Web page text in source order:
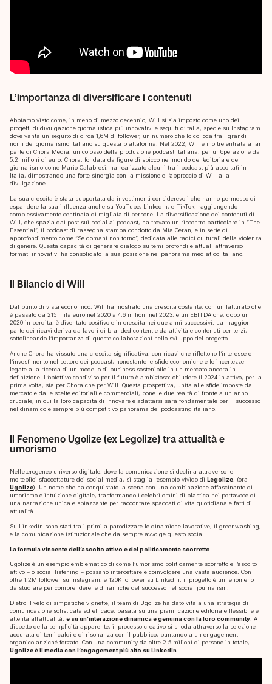
Progetti
Servizi
Blog
Contatti
L’importanza di diversificare i contenuti
Abbiamo visto come, in meno di mezzo decennio, Will si sia imposto come uno dei
progetti di divulgazione giornalistica più innovativi e seguiti d’Italia, specie su Instagram
dove vanta un seguito di circa 1,6M di follower, un numero che lo colloca tra i grandi
nomi del giornalismo italiano su questa piattaforma. Nel 2022, Will è inoltre entrata a far
parte di Chora Media, un colosso della produzione podcast italiana, per un’operazione da
5,2 milioni di euro. Chora, fondata da figure di spicco nel mondo dell’editoria e del
giornalismo come Mario Calabresi, ha realizzato alcuni tra i podcast più ascoltati in
Italia, dimostrando una forte sinergia con la missione e l’approccio di Will alla
divulgazione.
La sua crescita è stata supportata da investimenti considerevoli che hanno permesso di
espandere la sua influenza anche su YouTube, LinkedIn, e TikTok, raggiungendo
complessivamente centinaia di migliaia di persone. La diversificazione dei contenuti di
Will, che spazia dai post sui social ai podcast, ha trovato un riscontro particolare in “The
Essential”, il podcast di rassegna stampa condotto da Mia Ceran, e in serie di
approfondimento come “Se domani non torno”, dedicata alle radici culturali della violenza
di genere. Questa capacità di generare dialogo su temi profondi e attuali attraverso
formati innovativi ha consolidato la sua posizione nel panorama mediatico italiano.
Il Bilancio di Will
Dal punto di vista economico, Will ha mostrato una crescita costante, con un fatturato che
è passato da 215 mila euro nel 2020 a 4,6 milioni nel 2023, e un EBITDA che, dopo un
2020 in perdita, è diventato positivo e in crescita nei due anni successivi. La maggior
parte dei ricavi deriva da lavori di branded content e da attività e contenuti per terzi,
sottolineando l’importanza di queste collaborazioni nello sviluppo del progetto.
Anche Chora ha vissuto una crescita significativa, con ricavi che riflettono l’interesse e
l’investimento nel settore dei podcast, nonostante le sfide economiche e le incertezze
legate alla ricerca di un modello di business sostenibile in un mercato ancora in
definizione. L’obiettivo condiviso per il futuro è ambizioso: chiudere il 2024 in attivo, per la
prima volta, sia per Chora che per Will. Questa prospettiva, unita alle sfide imposte dal
mercato e dalle scelte editoriali e commerciali, pone le due realtà di fronte a un anno
cruciale, in cui la loro capacità di innovare e adattarsi sarà fondamentale per il successo
nel dinamico e sempre più competitivo panorama del podcasting italiano.
Il Fenomeno Ugolize (ex Legolize) tra attualità e
umorismo
Nell’eterogeneo universo digitale, dove la comunicazione si declina attraverso le
molteplici sfaccettature dei social media, si staglia l’esempio vivido di Legolize, (ora
Ugolize). Un nome che ha conquistato la scena con una combinazione affascinante di
umorismo e intuizione digitale, trasformando i celebri omini di plastica nei portavoce di
una narrazione unica e spiazzante per raccontare spaccati di vita quotidiana e fatti di
attualità.
Su Linkedin sono stati tra i primi a parodizzare le dinamiche lavorative, il greenwashing,
e la comunicazione istituzionale che da sempre avvolge questo social.
La formula vincente dell’ascolto attivo e del politicamente scorretto
Ugolize è un esempio emblematico di come l’umorismo politicamente scorretto e l’ascolto
attivo – o social listening – possano intercettare e coinvolgere una vasta audience. Con
oltre 1.2M follower su Instagram, e 120K follower su LinkedIn, il progetto è un fenomeno
da studiare per comprendere le dinamiche del successo nel social journalism.
Dietro il velo di simpatiche vignette, il team di Ugolize ha dato vita a una strategia di
comunicazione sofisticata ed efficace, basata su una pianificazione editoriale flessibile e
attenta all’attualità,e su un’interazione dinamica e genuina con la loro community . A
dispetto della semplicità apparente, il processo creativo si snoda attraverso la selezione
accurata di temi caldi e di risonanza con il pubblico, puntando a un engagement
organico anziché forzato. Con una community da oltre 2.5 milioni di persone in totale,
Ugolize è il media con l’engagement più alto su LinkedIn.